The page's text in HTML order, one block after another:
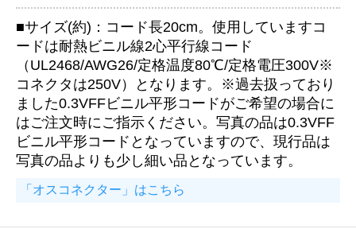
■サイズ(約)：コード長20cm。使用していますコ
ードは耐熱ビニル線2心平行線コード
（UL2468/AWG26/定格温度80℃/定格電圧300V※
コネクタは250V）となります。※過去扱っており
ました0.3VFFビニル平形コードがご希望の場合に
はご注文時にご指示ください。写真の品は0.3VFF
ビニル平形コードとなっていますので、現行品は
写真の品よりも少し細い品となっています。
「オスコネクター」はこちら